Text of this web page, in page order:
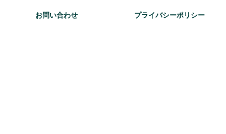
お問い合わせ プライバシーポリシー